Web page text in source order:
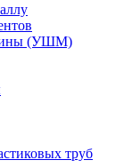
(УШМ)
труб